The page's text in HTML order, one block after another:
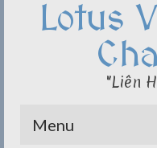
Lotus
"Liên
Menu